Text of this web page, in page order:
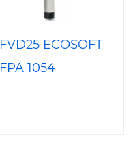
FVD25 ECOSOFT
FPA 1054